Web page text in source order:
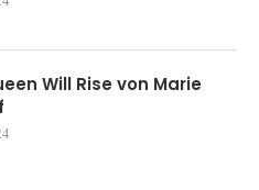
Will Rise von Marie